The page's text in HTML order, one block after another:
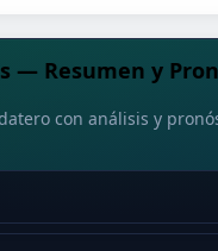
— Resumen y
con análisis y